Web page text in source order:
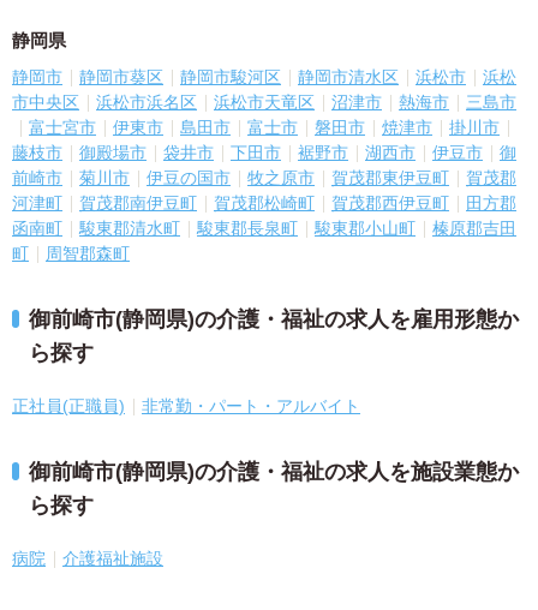
静岡県
静岡市 静岡市葵区 静岡市駿河区 静岡市清水区 浜松市
浜松
市中央区
浜松市浜名区 浜松市天竜区 沼津市 熱海市
三島市
富士宮市
伊東市 島田市 富士市 磐田市 焼津市
掛川市
藤枝市
御殿場市 袋井市 下田市 裾野市 湖西市 伊豆市
御
前崎市
菊川市 伊豆の国市 牧之原市 賀茂郡東伊豆町
賀茂郡
河津町
賀茂郡南伊豆町 賀茂郡松崎町 賀茂郡西伊豆町
田方郡
函南町
駿東郡清水町 駿東郡長泉町 駿東郡小山町
榛原郡吉田
町
周智郡森町
御前崎市(静岡県)の介護・福祉の求人を雇用形態か
ら探す
正社員(正職員) 非常勤・パート・アルバイト
御前崎市(静岡県)の介護・福祉の求人を施設業態か
ら探す
病院 介護福祉施設